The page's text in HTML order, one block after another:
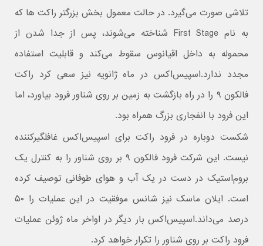
تلاشی صورت می‌گیرد. در حالت معمول بخش بزرگتر راکت ها که
به نام First Stage شناخته می‌شوند، پس از جدا شدن از
محموله به داخل اقیانوس سقوط می‌کند و قابلیت استفاده
مجدد ندارد.اسپیس‌اکس در ماه ژانویه نیز سعی کرد راکت
فالکون ۹ را در راه بازگشت به زمین بر روی شناور فرود بیاورد، اما
این فرود با انفجاری بزرگ همراه بود.
شکست دوباره در فرود راکت برای اسپیس‌اکس غافلگیرکننده
نیست. این شرکت فرود فالکون ۹ بر روی شناور را به کنترل یک
بروم‌استیک در دست در یک آب و هوای طوفانی توصیف کرده
است. ایلان ماسک نیز شانس موفقیت در این عملیات را ۵۰
درصد می‌داند.اسپیس‌اکس بار دیگر در اواخر ماه ژوئن عملیات
فرود راکت بر روی شناور را تکرار خواهد کرد.